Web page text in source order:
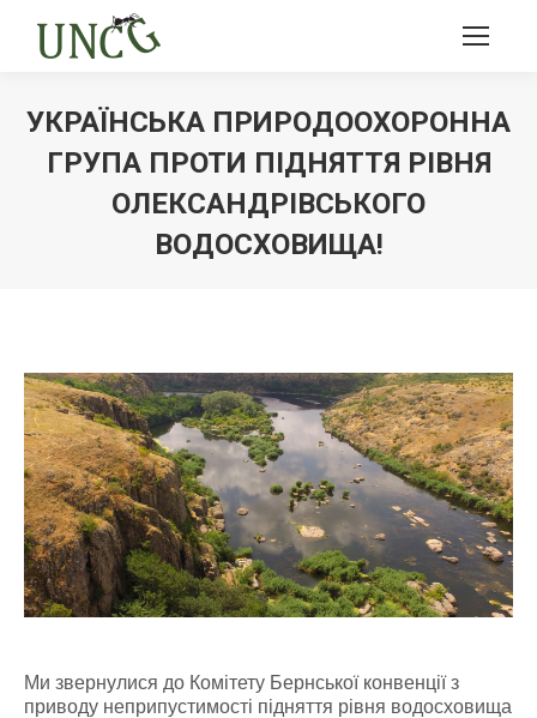
УКРАЇНСЬКА ПРИРОДООХОРОННА
ГРУПА ПРОТИ ПІДНЯТТЯ РІВНЯ
ОЛЕКСАНДРІВСЬКОГО
ВОДОСХОВИЩА!
Ми звернулися до Комітету Бернської конвенції з
приводу неприпустимості підняття рівня водосховища